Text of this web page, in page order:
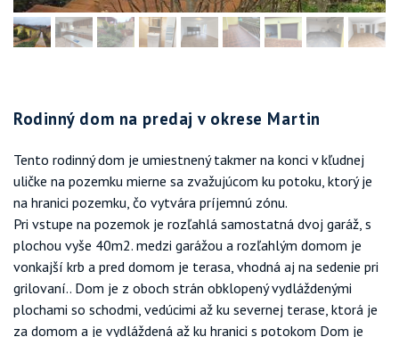
Rodinný dom na predaj v okrese Martin
Tento rodinný dom je umiestnený takmer na konci v kľudnej
uličke na pozemku mierne sa zvažujúcom ku potoku, ktorý je
na hranici pozemku, čo vytvára príjemnú zónu.
Pri vstupe na pozemok je rozľahlá samostatná dvoj garáž, s
plochou vyše 40m2. medzi garážou a rozľahlým domom je
vonkajší krb a pred domom je terasa, vhodná aj na sedenie pri
grilovaní.. Dom je z oboch strán obklopený vydláždenými
plochami so schodmi, vedúcimi až ku severnej terase, ktorá je
za domom a je vydláždená až ku hranici s potokom Dom je